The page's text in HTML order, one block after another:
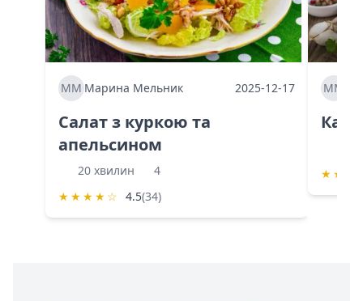
ММ Марина Мельник 2025-12-17
Салат з куркою та
апельсином
20 хвилин
4
★ ★ ★ ★ ☆ 4.5(34)
ММ
★ ★